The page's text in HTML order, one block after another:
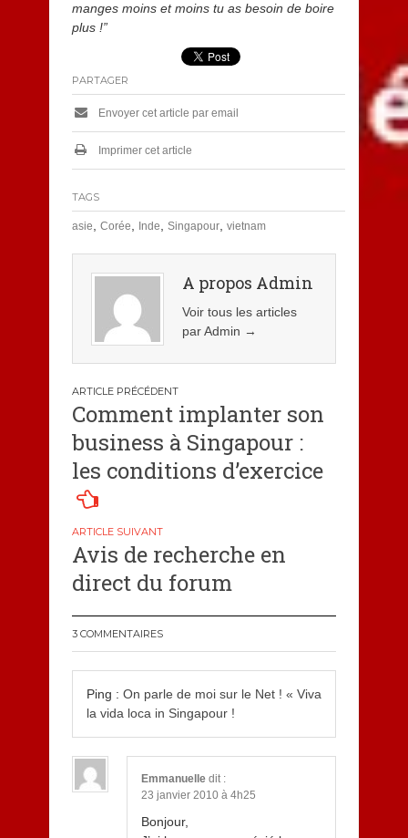
manges moins et moins tu as besoin de boire
plus !”
PARTAGER
Envoyer cet article par email
Imprimer cet article
TAGS
asie Corée Inde Singapour, vietnam
A propos Admin
Voir tous les articles
par Admin →
Navigation
de
l’article
Comment implanter son
business à Singapour :
les conditions d’exercice
Avis de recherche en
direct du forum
3 COMMENTAIRES
Ping : On parle de moi sur le Net ! « Viva
la vida loca in Singapour !
Emmanuelle dit :
23 janvier 2010 à 4h25
Bonjour,